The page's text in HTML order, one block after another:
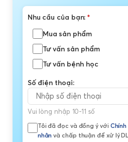
Nhu cầu của bạn:*
Mua sản phẩm
Tư vấn sản phẩm
Tư vấn bệnh học
Số điện thoại:
Vui lòng nhập 10-11 số
Tôi đã đọc và đồng ý với
nhân và chấp thuận để xử lý